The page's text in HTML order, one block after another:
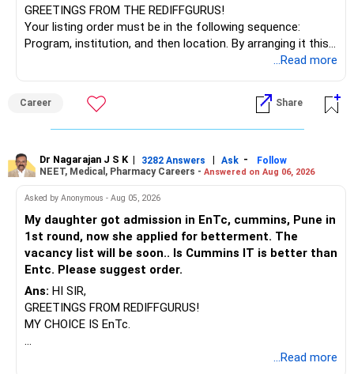
GREETINGS FROM THE REDIFFGURUS!
Your listing order must be in the following sequence:
Program, institution, and then location. By arranging it this
BEST WISHES.
...Read more
Career Share
Dr Nagarajan J S K | 3282 Answers | Ask -
Follow
NEET, Medical, Pharmacy Careers - Answered on Aug 06, 2026
Asked by Anonymous - Aug 05, 2026
My daughter got admission in EnTc, cummins, Pune in
1st round, now she applied for betterment. The
vacancy list will be soon.. Is Cummins IT is better than
Entc. Please suggest order.
Ans: HI SIR,
GREETINGS FROM REDIFFGURUS!
MY CHOICE IS EnTc.
...Read more